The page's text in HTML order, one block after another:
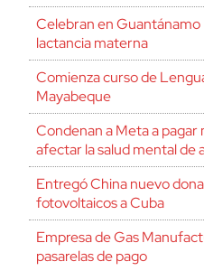
Celebran en
lactancia materna
Comienza curso de
Mayabeque
Condenan a Meta a pagar
afectar la salud mental de
Entregó China nuevo
fotovoltaicos a Cuba
Empresa de Gas
pasarelas de pago